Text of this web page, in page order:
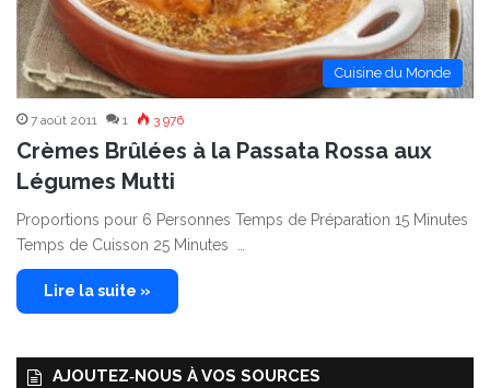
Cuisine du Monde
7 août 2011 1 3 976
Crèmes Brûlées à la Passata Rossa aux
Légumes Mutti
Proportions pour 6 Personnes Temps de Préparation 15 Minutes
Temps de Cuisson 25 Minutes …
Lire la suite »
AJOUTEZ‑NOUS À VOS SOURCES